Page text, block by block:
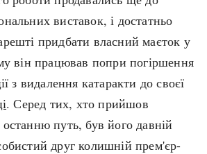
виставок, і достатньо
придбати власний маєток у
він працював попри погіршення
з видалення катаракти до своєї
. Серед тих, хто прийшов
путь, був його давній
друг колишній прем'єр-